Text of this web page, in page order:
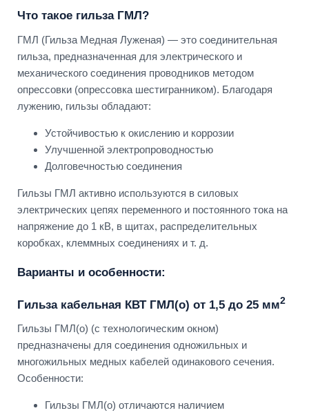
Что такое гильза ГМЛ?
ГМЛ (Гильза Медная Луженая) — это соединительная
гильза, предназначенная для электрического и
механического соединения проводников методом
опрессовки (опрессовка шестигранником). Благодаря
лужению, гильзы обладают:
Устойчивостью к окислению и коррозии
Улучшенной электропроводностью
Долговечностью соединения
Гильзы ГМЛ активно используются в силовых
электрических цепях переменного и постоянного тока на
напряжение до 1 кВ, в щитах, распределительных
коробках, клеммных соединениях и т. д.
Варианты и особенности:
Гильза кабельная КВТ ГМЛ(о) от 1,5 до 25 мм2
Гильзы ГМЛ(о) (с технологическим окном)
предназначены для соединения одножильных и
многожильных медных кабелей одинакового сечения.
Особенности:
Гильзы ГМЛ(о) отличаются наличием